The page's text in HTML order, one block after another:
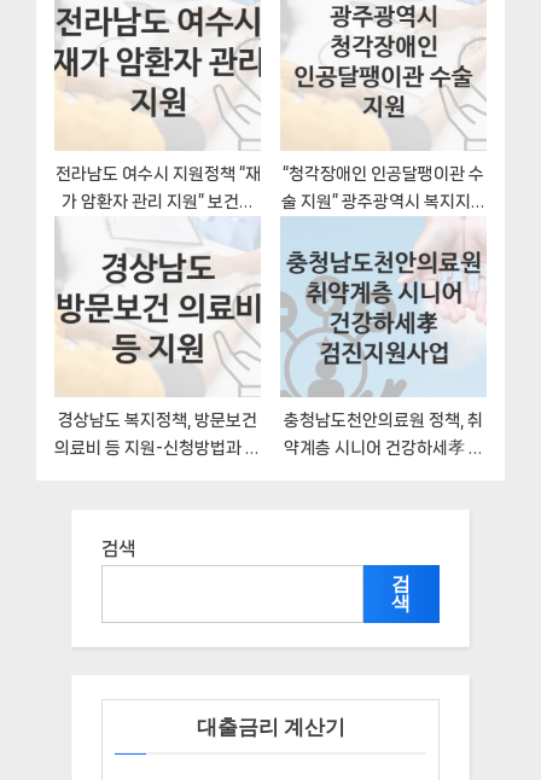
서류
전라남도 여수시 지원정책 “재
가 암환자 관리 지원” 보건사
업과 – 신청 구비서류와 자격
“청각장애인 인공달팽이관 수
술 지원” 광주광역시 복지지원
혜택 일정과 신청방법
경상남도 복지정책, 방문보건
의료비 등 지원-신청방법과 구
충청남도천안의료원 정책, 취
약계층 시니어 건강하세孝 검
검색
검
색
대출금리 계산기